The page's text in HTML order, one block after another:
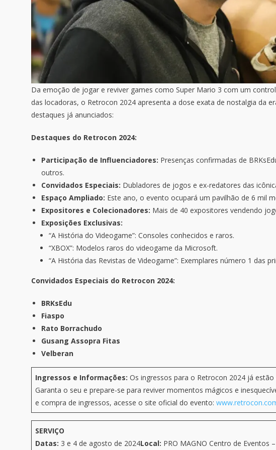
Da emoção de jogar e reviver games como Super Mario 3 com um
das locadoras, o Retrocon 2024 apresenta a dose exata de nostalgia da
destaques já anunciados:
Destaques do Retrocon 2024:
Participação de Influenciadores: Presenças confirmadas de
outros.
Convidados Especiais: Dubladores de jogos e ex-redatores das
Espaço Ampliado: Este ano, o evento ocupará um pavilhão de 6 mil
Expositores e Colecionadores: Mais de 40 expositores vendendo
Exposições Exclusivas:
“A História do Videogame”: Consoles conhecidos e raros.
“XBOX”: Modelos raros do videogame da Microsoft.
“A História das Revistas de Videogame”: Exemplares número 1 das
Convidados Especiais do Retrocon 2024:
BRKsEdu
Fiaspo
Rato Borrachudo
Gusang Assopra Fitas
Velberan
Ingressos e Informações: Os ingressos para o Retrocon 2024 já
Garanta o seu e prepare-se para reviver momentos mágicos e
e compra de ingressos, acesse o site oficial do evento:
SERVIÇO
Datas: 3 e 4 de agosto de 2024Local: PRO MAGNO Centro de Eventos